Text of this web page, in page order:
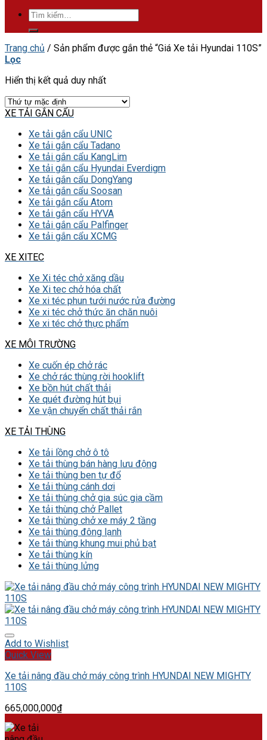
Tìm
kiếm:
Trang chủ / Sản phẩm được gắn thẻ “Giá Xe tải Hyundai 110S”
Lọc
Hiển thị kết quả duy nhất
XE TẢI GẮN CẨU
Xe tải gắn cẩu UNIC
Xe tải gắn cẩu Tadano
Xe tải gắn cẩu KangLim
Xe tải gắn cẩu Hyundai Everdigm
Xe tải gắn cẩu DongYang
Xe tải gắn cẩu Soosan
Xe tải gắn cẩu Atom
Xe tải gắn cẩu HYVA
Xe tải gắn cẩu Palfinger
Xe tải gắn cẩu XCMG
XE XITEC
Xe Xi téc chở xăng dầu
Xe Xi tec chở hóa chất
Xe xi téc phun tưới nước rửa đường
Xe xi téc chở thức ăn chăn nuôi
Xe xi téc chở thực phẩm
XE MÔI TRƯỜNG
Xe cuốn ép chở rác
Xe chở rác thùng rời hooklift
Xe bồn hút chất thải
Xe quét đường hút bụi
Xe vận chuyển chất thải rắn
XE TẢI THÙNG
Xe tải lồng chở ô tô
Xe tải thùng bán hàng lưu động
Xe tải thùng ben tự đổ
Xe tải thùng cánh dơi
Xe tải thùng chở gia súc gia cầm
Xe tải thùng chở Pallet
Xe tải thùng chở xe máy 2 tầng
Xe tải thùng đông lạnh
Xe tải thùng khung mui phủ bạt
Xe tải thùng kín
Xe tải thùng lửng
Add to Wishlist
Quick View
Xe tải nâng đầu chở máy công trình HYUNDAI NEW MIGHTY
110S
665,000,000₫